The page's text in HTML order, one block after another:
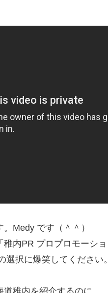
Medy です（＾＾）
稚内PR プロプロモーシ
選択に爆笑してください